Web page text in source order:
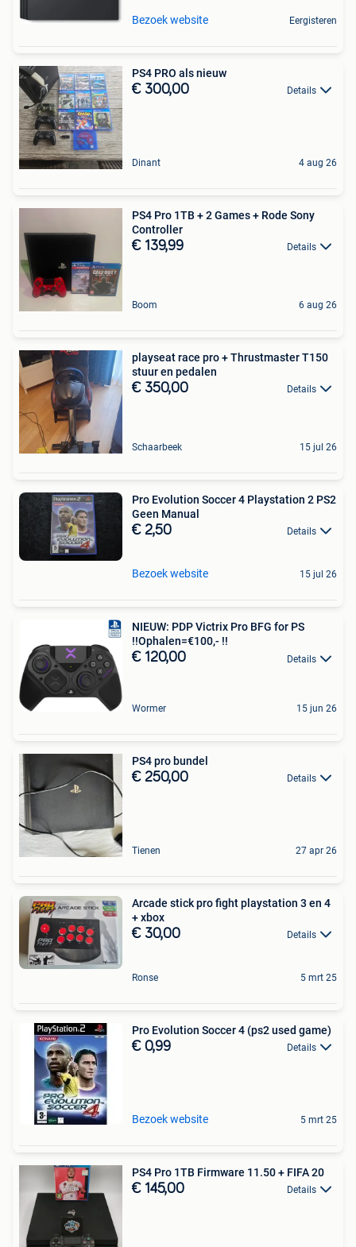
Bezoek website Eergisteren
PS4 PRO als nieuw
€ 300,00 Details
Dinant 4 aug 26
PS4 Pro 1TB + 2 Games + Rode Sony
Controller
€ 139,99 Details
Boom 6 aug 26
playseat race pro + Thrustmaster T150
stuur en pedalen
€ 350,00 Details
Schaarbeek 15 jul 26
Pro Evolution Soccer 4 Playstation 2 PS2
Geen Manual
€ 2,50 Details
Bezoek website 15 jul 26
NIEUW: PDP Victrix Pro BFG for PS
!!Ophalen=€100,- !!
€ 120,00 Details
Wormer 15 jun 26
PS4 pro bundel
€ 250,00 Details
Tienen 27 apr 26
Arcade stick pro fight playstation 3 en 4
+ xbox
€ 30,00 Details
Ronse 5 mrt 25
Pro Evolution Soccer 4 (ps2 used game)
€ 0,99 Details
Bezoek website 5 mrt 25
PS4 Pro 1TB Firmware 11.50 + FIFA 20
€ 145,00 Details